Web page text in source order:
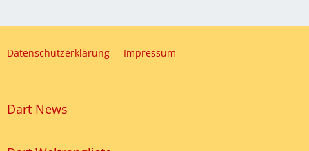
Datenschutzerklärung Impressum
Dart News